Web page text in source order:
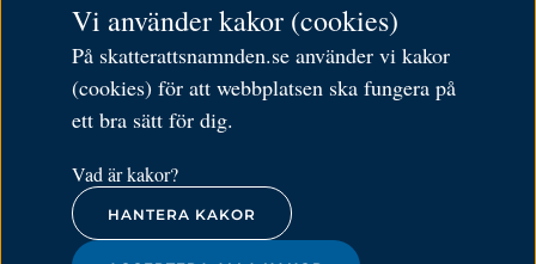
Vi använder kakor (cookies)
På skatterattsnamnden.se använder vi kakor
(cookies) för att webbplatsen ska fungera på
ett bra sätt för dig.
Vad är kakor?
HANTERA KAKOR
Tillgänglighetsredogörelse
Besöksadress: Karlavägen 108
Postadress: Box 24144,
Öppettider: 9–11.30 och 12.30–16
010-574 79 57